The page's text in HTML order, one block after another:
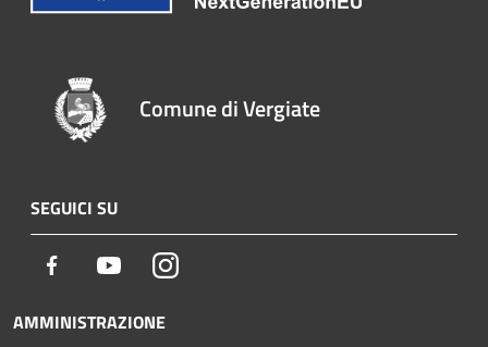
Comune di Vergiate
SEGUICI SU
Facebook YoutubeInstagram
AMMINISTRAZIONE